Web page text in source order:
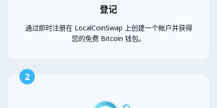
登记
通过即时注册在 LocalCoinSwap 上创建一个帐户并获得
您的免费 Bitcoin 钱包。
2